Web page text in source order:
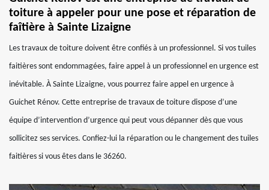
toiture à appeler pour une pose et réparation de
faîtière à Sainte Lizaigne
Les travaux de toiture doivent être confiés à un professionnel. Si vos tuiles
faitières sont endommagées, faire appel à un professionnel en urgence est
inévitable. À Sainte Lizaigne, vous pourrez faire appel en urgence à
Guichet Rénov. Cette entreprise de travaux de toiture dispose d’une
équipe d’intervention d’urgence qui peut vous dépanner dès que vous
sollicitez ses services. Confiez-lui la réparation ou le changement des tuiles
faitières si vous êtes dans le 36260.